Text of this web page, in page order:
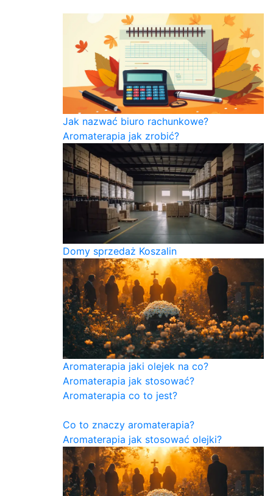
Jak nazwać biuro rachunkowe?
Aromaterapia jak zrobić?
Domy sprzedaż Koszalin
Aromaterapia jaki olejek na co?
Aromaterapia jak stosować?
Aromaterapia co to jest?
Co to znaczy aromaterapia?
Aromaterapia jak stosować olejki?